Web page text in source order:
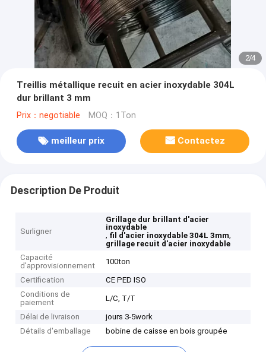
2/4
Treillis métallique recuit en acier inoxydable 304L
dur brillant 3 mm
Prix：negotiable MOQ：1Ton
meilleur prix Contactez
Description De Produit
Surligner
Grillage dur brillant d'acier
inoxydable
, fil d'acier inoxydable 304L 3mm,
grillage recuit d'acier inoxydable
Capacité
d'approvisionnement
100ton
Certification
CE PED ISO
Conditions de
paiement
L/C, T/T
Délai de livraison
jours 3-5work
Détails d'emballage
bobine de caisse en bois groupée